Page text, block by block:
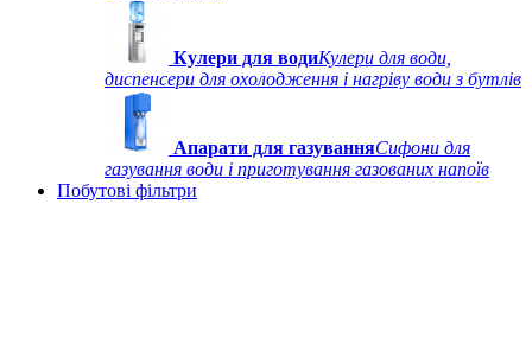
Кулери для водиКулери для води,
диспенсери для охолодження і нагріву води з бутлів
Апарати для газуванняСифони для
газування води і приготування газованих напоїв
Побутові фільтри